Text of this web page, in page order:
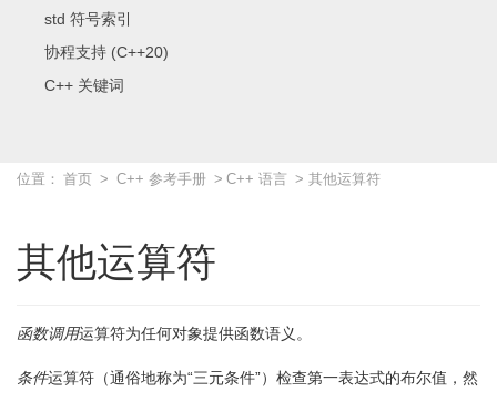
std 符号索引
协程支持 (C++20)
C++ 关键词
位置： 首页 > C++ 参考手册 > C++ 语言 > 其他运算符
其他运算符
函数调用运算符为任何对象提供函数语义。
条件运算符（通俗地称为“三元条件”）检查第一表达式的布尔值，然